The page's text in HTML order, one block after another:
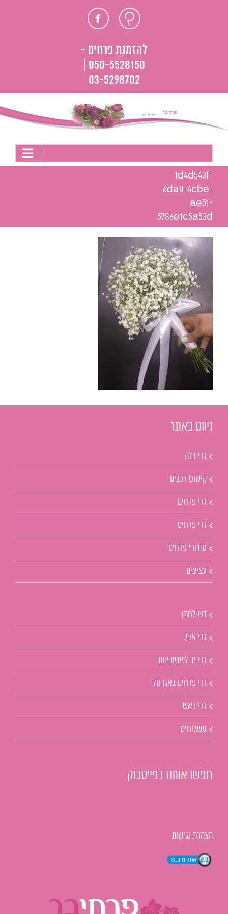
חוות פייסבוק
להזמנת פרחים -
050-5528150 |
03-5298702
1d4d543f-
6da8-4cbe-
ae51-
5786e1c5a53d
ניווט באתר
זרי כלה
קישוט רכבים
זרי פרחים
זרי פרחים
סידורי פרחים
עציצים
דש לחתן
זרי אבל
זרי יד לשושבינות
זרי פרחים באגרטל
זרי ראש
משלוחים
חפשו אותנו בפייסבוק
הצהרת נגישות